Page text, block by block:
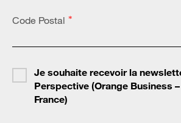
*
Code Postal
Je souhaite recevoir la
Perspective (Orange Business
France)